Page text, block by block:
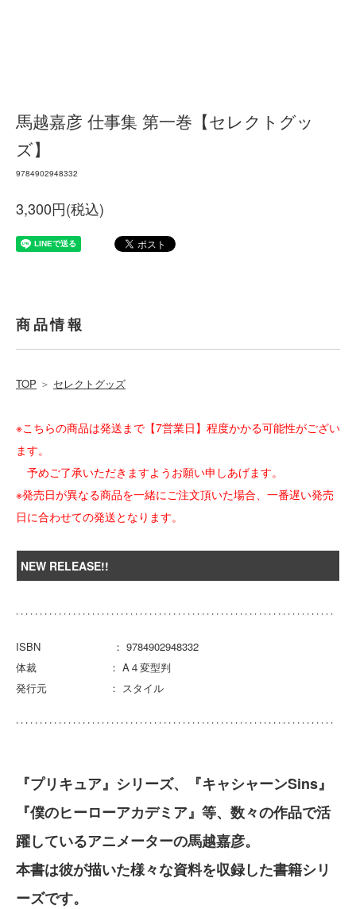
馬越嘉彦 仕事集 第一巻【セレクトグッ
ズ】
9784902948332
3,300円(税込)
商品情報
TOP ＞ セレクトグッズ
※こちらの商品は発送まで【7営業日】程度かかる可能性がござい
ます。
予めご了承いただきますようお願い申しあげます。
※発売日が異なる商品を一緒にご注文頂いた場合、一番遅い発売
日に合わせての発送となります。
NEW RELEASE!!
ISBN ： 9784902948332
体裁 ： A４変型判
発行元 ： スタイル
『プリキュア』シリーズ、『キャシャーンSins』
『僕のヒーローアカデミア』等、数々の作品で活
躍しているアニメーターの馬越嘉彦。
本書は彼が描いた様々な資料を収録した書籍シリ
ーズです。